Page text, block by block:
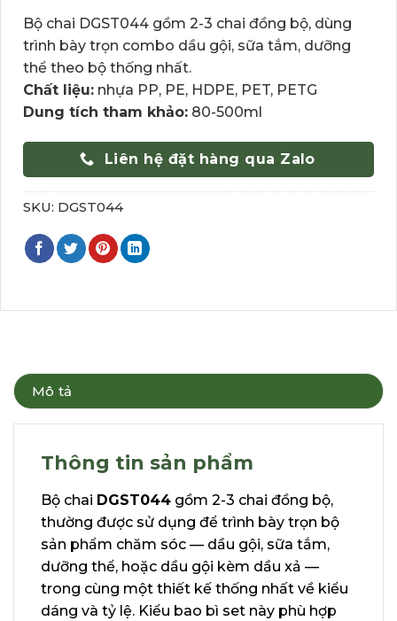
Bộ chai DGST044 gồm 2-3 chai đồng bộ, dùng
trình bày trọn combo dầu gội, sữa tắm, dưỡng
thể theo bộ thống nhất.
Chất liệu: nhựa PP, PE, HDPE, PET, PETG
Dung tích tham khảo: 80-500ml
Liên hệ đặt hàng qua Zalo
SKU: DGST044
Mô tả
Thông tin sản phẩm
Bộ chai DGST044 gồm 2-3 chai đồng bộ,
thường được sử dụng để trình bày trọn bộ
sản phẩm chăm sóc — dầu gội, sữa tắm,
dưỡng thể, hoặc dầu gội kèm dầu xả —
trong cùng một thiết kế thống nhất về kiểu
dáng và tỷ lệ. Kiểu bao bì set này phù hợp